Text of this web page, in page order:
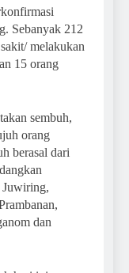
Sebanyak 212
melakukan
15 orang
sembuh,
orang
berasal dari
Juwiring,
dan